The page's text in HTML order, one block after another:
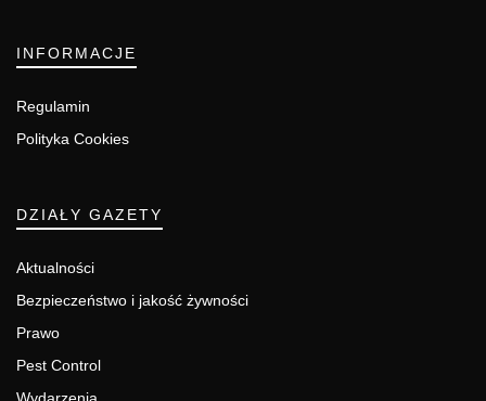
INFORMACJE
Regulamin
Polityka Cookies
DZIAŁY GAZETY
Aktualności
Bezpieczeństwo i jakość żywności
Prawo
Pest Control